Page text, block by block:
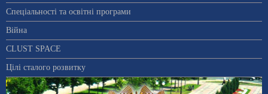
Спеціальності та освітні програми
Війна
CLUST SPACE
Цілі сталого розвитку